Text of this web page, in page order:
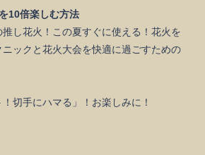
10倍楽しむ方法
し花火！この夏すぐに使える！花火を
ックと花火大会を快適に過ごすための
切手にハマる」！お楽しみに！